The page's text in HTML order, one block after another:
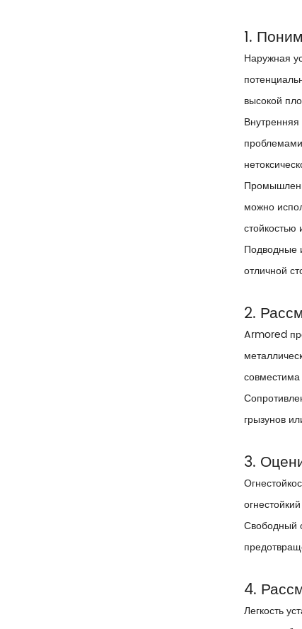
1.
Наружная
высокой
можно
стойкостью
Подводные
отличной
2.
Armored
грызунов
3.
Свободный
4.
Легкость